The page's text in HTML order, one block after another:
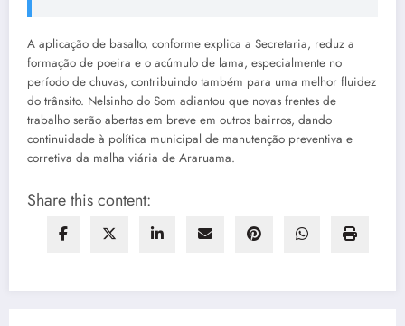
A aplicação de basalto, conforme explica a Secretaria, reduz a
formação de poeira e o acúmulo de lama, especialmente no
período de chuvas, contribuindo também para uma melhor fluidez
do trânsito. Nelsinho do Som adiantou que novas frentes de
trabalho serão abertas em breve em outros bairros, dando
continuidade à política municipal de manutenção preventiva e
corretiva da malha viária de Araruama.
Share this content: